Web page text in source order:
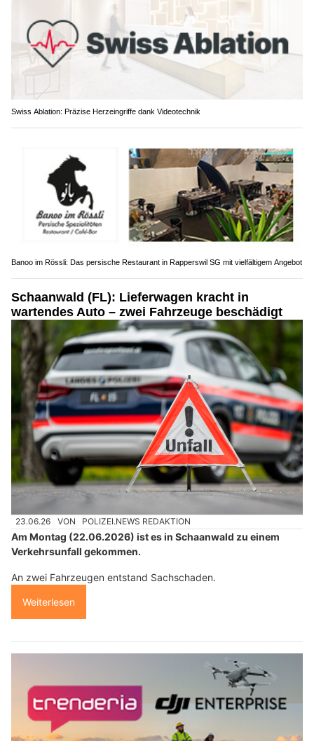
Swiss Ablation: Präzise Herzeingriffe dank Videotechnik
Banoo im Rössli: Das persische Restaurant in Rapperswil SG mit vielfältigem Angebot
Schaanwald (FL): Lieferwagen kracht in
wartendes Auto – zwei Fahrzeuge beschädigt
23.06.26 VON POLIZEI.NEWS REDAKTION
Am Montag (22.06.2026) ist es in Schaanwald zu einem
Verkehrsunfall gekommen.
An zwei Fahrzeugen entstand Sachschaden.
Weiterlesen